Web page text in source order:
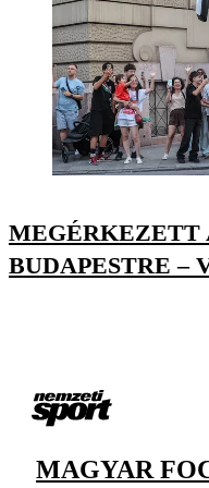
MEGÉRKEZETT
BUDAPESTRE –
MAGYAR